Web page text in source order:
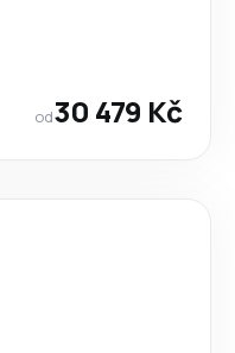
od30 479 Kč